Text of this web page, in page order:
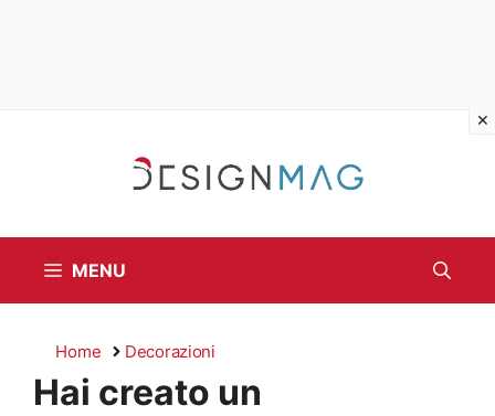
MENU
Home Decorazioni
Hai creato un